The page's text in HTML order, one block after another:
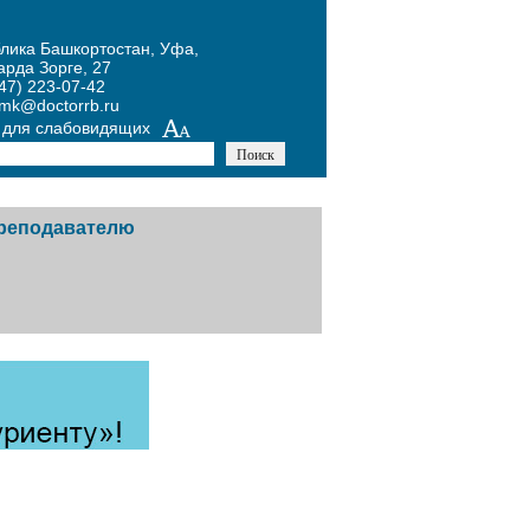
Башкортостан, Уфа,
Зорге, 27
223-07-42
слабовидящих
информация
копилка